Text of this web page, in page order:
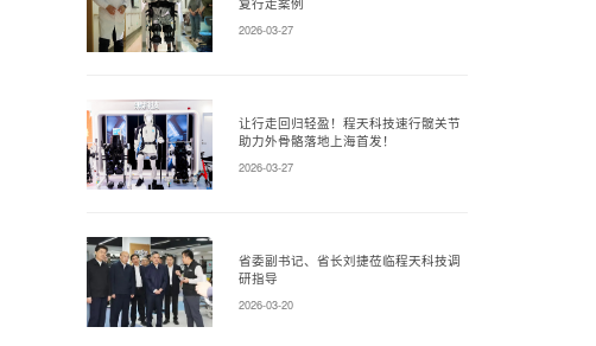
2026-03-27
让行走回归轻盈！程天科技速行髋关节
助力外骨骼落地上海首发！
2026-03-27
省委副书记、省长刘捷莅临程天科技调
研指导
2026-03-20